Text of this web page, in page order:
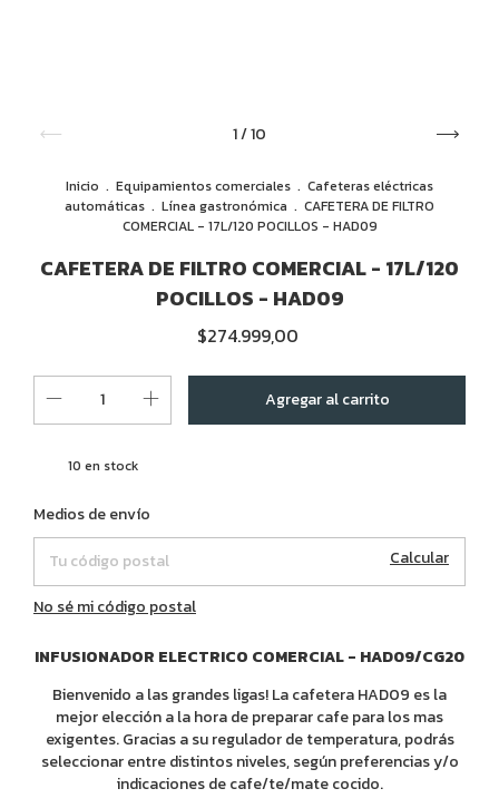
1/10
Inicio . Equipamientos comerciales . Cafeteras eléctricas
automáticas . Línea gastronómica . CAFETERA DE FILTRO
COMERCIAL - 17L/120 POCILLOS - HAD09
CAFETERA DE FILTRO COMERCIAL - 17L/120
POCILLOS - HAD09
$274.999,00
10 en stock
Entregas para el CP:
Medios de envío
Calcular
No sé mi código postal
INFUSIONADOR ELECTRICO COMERCIAL - HAD09/CG20
Bienvenido a las grandes ligas! La cafetera HAD09 es la
mejor elección a la hora de preparar cafe para los mas
exigentes. Gracias a su regulador de temperatura, podrás
seleccionar entre distintos niveles, según preferencias y/o
indicaciones de cafe/te/mate cocido.